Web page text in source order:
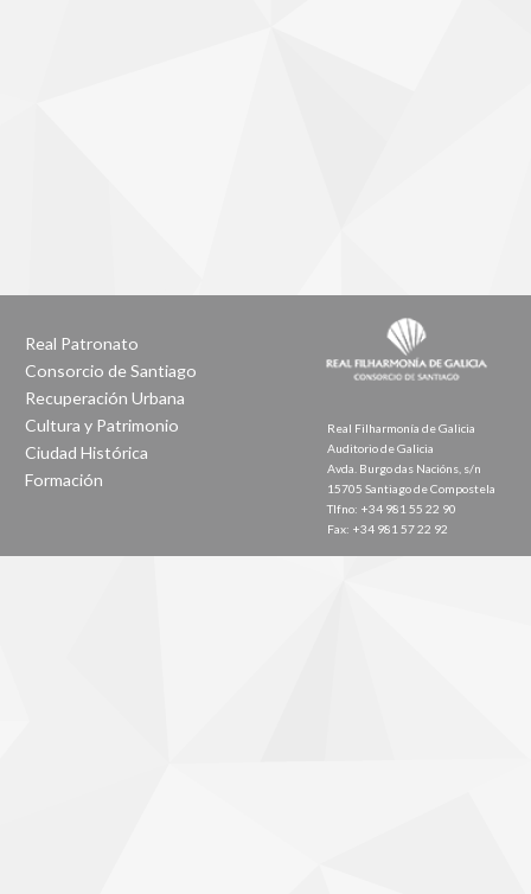
Real Patronato
Consorcio de Santiago
Recuperación Urbana
Cultura y Patrimonio
Ciudad Histórica
Formación
Real Filharmonía de Galicia
Auditorio de Galicia
Avda. Burgo das Nacións, s/n
15705 Santiago de Compostela
Tlfno: +34 981 55 22 90
Fax: +34 981 57 22 92